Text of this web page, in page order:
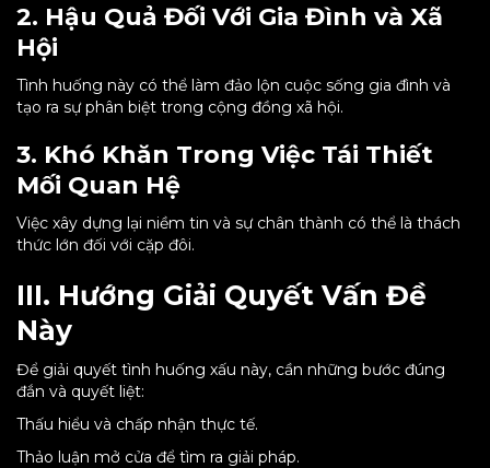
2. Hậu Quả Đối Với Gia Đình và Xã
Hội
Tình huống này có thể làm đảo lộn cuộc sống gia đình và
tạo ra sự phân biệt trong cộng đồng xã hội.
3. Khó Khăn Trong Việc Tái Thiết
Mối Quan Hệ
Việc xây dựng lại niềm tin và sự chân thành có thể là thách
thức lớn đối với cặp đôi.
III. Hướng Giải Quyết Vấn Đề
Này
Để giải quyết tình huống xấu này, cần những bước đúng
đắn và quyết liệt:
Thấu hiểu và chấp nhận thực tế.
Thảo luận mở cửa để tìm ra giải pháp.